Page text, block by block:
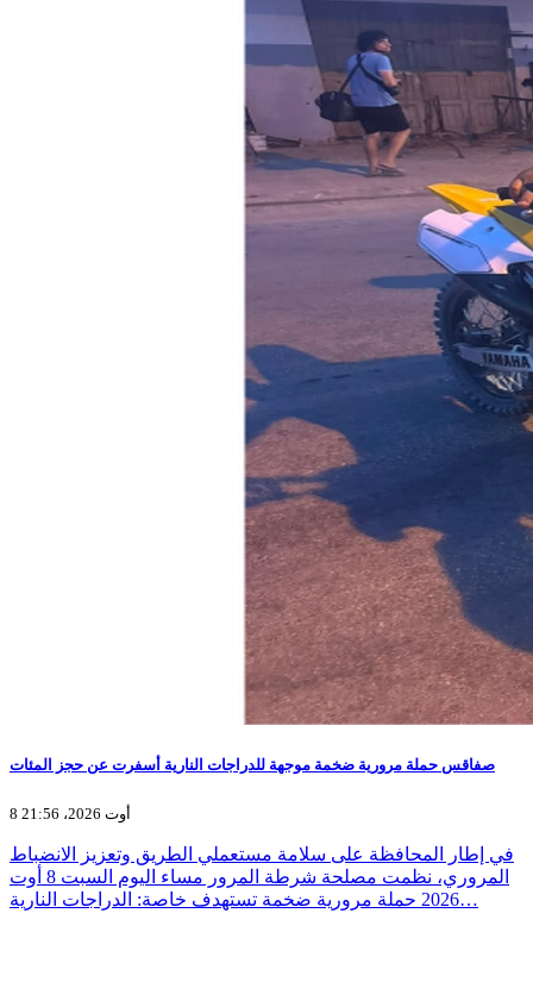
صفاقس حملة مرورية ضخمة موجهة للدراجات النارية أسفرت عن حجز المئات
8 أوت 2026، 21:56
في إطار المحافظة على سلامة مستعملي الطريق وتعزيز الانضباط
المروري، نظمت مصلحة شرطة المرور مساء اليوم السبت 8 أوت
2026 حملة مرورية ضخمة تستهدف خاصة: الدراجات النارية…